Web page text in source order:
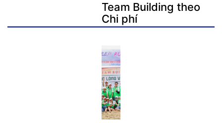
Team Building theo
Chi phí